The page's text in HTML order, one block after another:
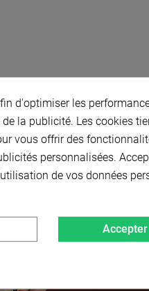
d'optimiser les
la publicité. Les cookies
vous offrir des
personnalisées.
de vos données
Accepter